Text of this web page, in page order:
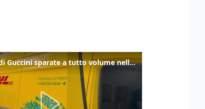
Le canzoni di Guccini sparate a tutto volume nella strada dove abitava